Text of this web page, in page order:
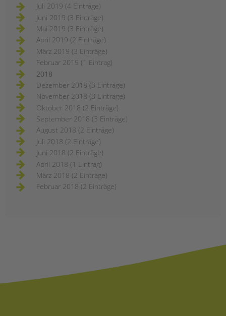
Juli 2019 (4 Einträge)
Juni 2019 (3 Einträge)
Mai 2019 (3 Einträge)
April 2019 (2 Einträge)
März 2019 (3 Einträge)
Februar 2019 (1 Eintrag)
2018
Dezember 2018 (3 Einträge)
November 2018 (3 Einträge)
Oktober 2018 (2 Einträge)
September 2018 (3 Einträge)
August 2018 (2 Einträge)
Juli 2018 (2 Einträge)
Juni 2018 (2 Einträge)
April 2018 (1 Eintrag)
März 2018 (2 Einträge)
Februar 2018 (2 Einträge)